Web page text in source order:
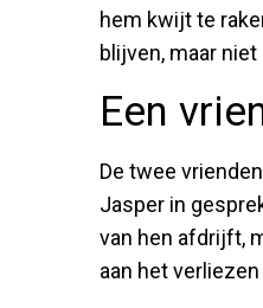
hem kwijt te
blijven, maar
Een
De twee
Jasper in
van hen afdrijft,
aan het